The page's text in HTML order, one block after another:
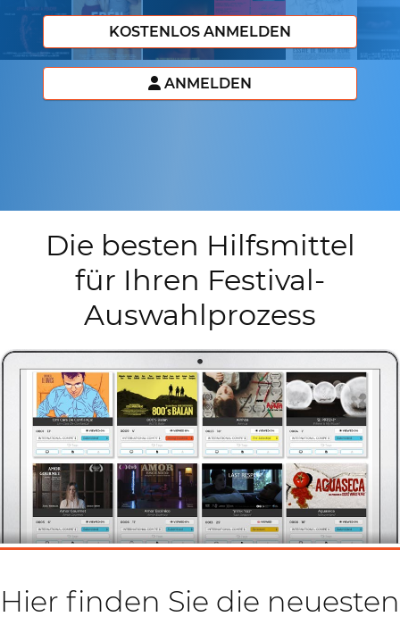
KOSTENLOS ANMELDEN
ANMELDEN
Die besten Hilfsmittel
für Ihren Festival-
Auswahlprozess
Hier finden Sie die neuesten